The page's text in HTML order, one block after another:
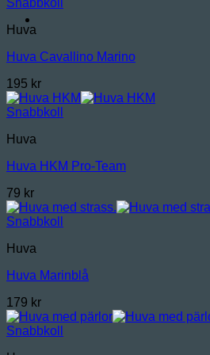
Snabbkoll
Huva
Huva Cavallino Marino
195 kr
Snabbkoll
Huva
Huva HKM Pro-Team
79 kr
Snabbkoll
Huva
Huva Marinblå
179 kr
Snabbkoll